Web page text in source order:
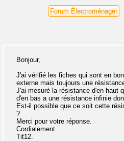
Forum Électroménager
Bonjour,
J'ai vérifié les fiches qui sont en
externe mais toujours une
J'ai mesuré la résistance d'en haut
d'en bas a une résistance infinie
Est-il possible que ce soit cette
?
Merci pour votre réponse.
Cordialement.
Tit12.